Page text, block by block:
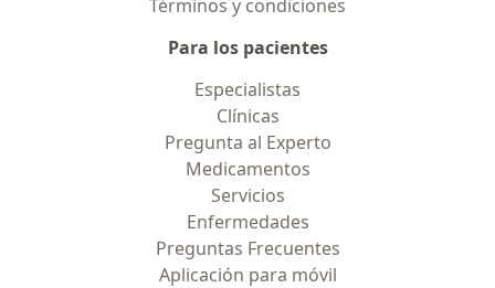
Términos y condiciones
Para los pacientes
Especialistas
Clínicas
Pregunta al Experto
Medicamentos
Servicios
Enfermedades
Preguntas Frecuentes
Aplicación para móvil